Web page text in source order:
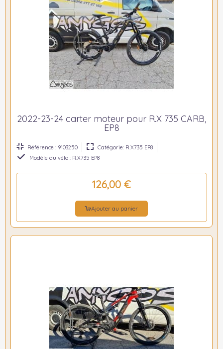
2022-23-24 carter moteur pour R.X 735 CARB,
EP8
Référence : 9103250
Catégorie: R.X735 EP8
Modèle du vélo : R.X735 EP8
126,00 €
Ajouter au panier